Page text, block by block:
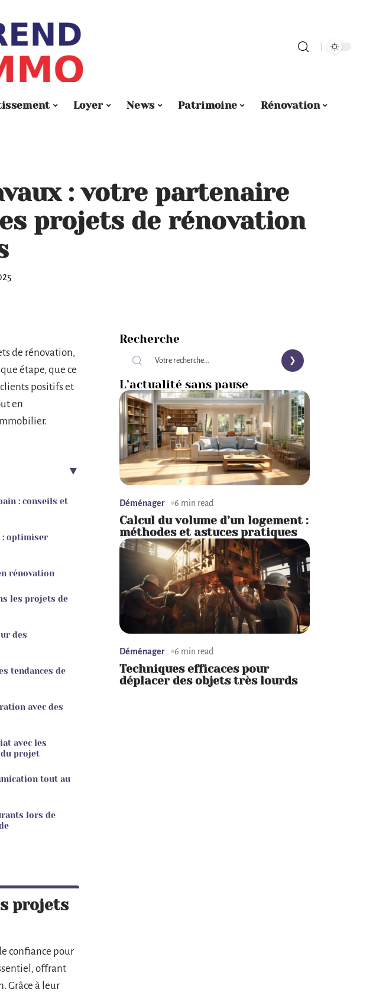
Loyer News Patrimoine Rénovation
: votre partenaire
projets de rénovation
de rénovation,
étape, que ce
positifs et
en
: conseils et
: optimiser
rénovation
les projets de
des
tendances de
avec des
avec les
projet
tout au
lors de
projets
confiance pour
offrant
Grâce à leur
Recherche
L’actualité sans pause
Déménager 6 min read
Calcul du volume d’un logement :
méthodes et astuces pratiques
Déménager 6 min read
Techniques efficaces pour
déplacer des objets très lourds